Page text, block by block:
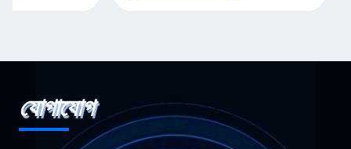
যোগাযোগ